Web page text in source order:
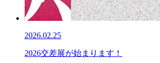
2026.02.25
2026交差展が始まります！